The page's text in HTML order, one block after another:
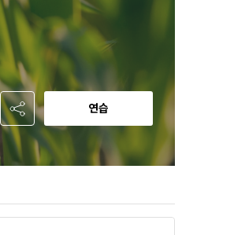
모두 읽음 닫기
XP 안내
다음 레벨까지150 XP
전체 XP
0
사용 XP
연습